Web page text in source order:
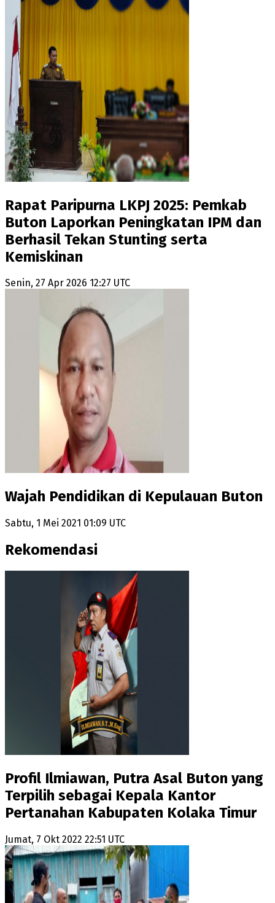
Rapat Paripurna LKPJ 2025: Pemkab
Buton Laporkan Peningkatan IPM dan
Berhasil Tekan Stunting serta
Kemiskinan
Senin, 27 Apr 2026 12:27 UTC
Wajah Pendidikan di Kepulauan Buton
Sabtu, 1 Mei 2021 01:09 UTC
Rekomendasi
Profil Ilmiawan, Putra Asal Buton yang
Terpilih sebagai Kepala Kantor
Pertanahan Kabupaten Kolaka Timur
Jumat, 7 Okt 2022 22:51 UTC